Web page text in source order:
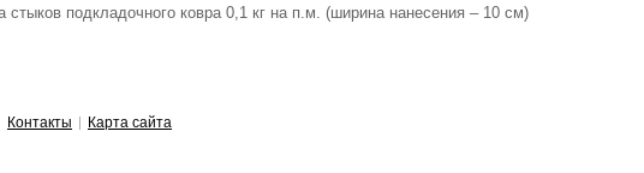
стыков подкладочного ковра 0,1 кг на п.м. (ширина нанесения – 10 см)
Контакты Карта сайта